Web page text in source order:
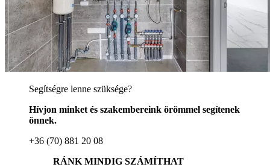
Segítségre lenne szüksége?
Hívjon minket és szakembereink örömmel segítenek
önnek.
+36 (70) 881 20 08
RÁNK MINDIG SZÁMÍTHAT